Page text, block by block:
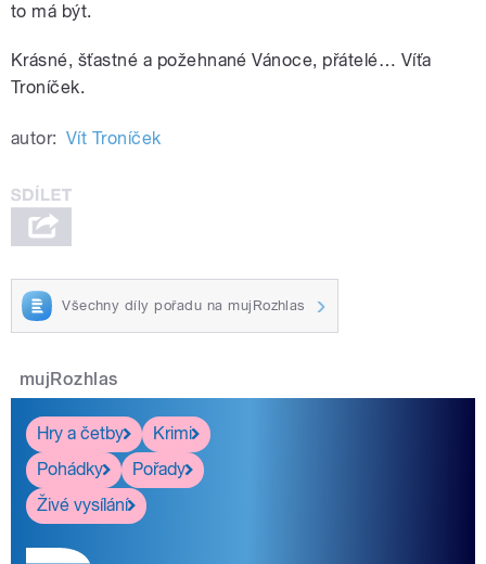
to má být.
Krásné, šťastné a požehnané Vánoce, přátelé… Víťa
Troníček.
autor: Vít Troníček
Všechny díly pořadu na mujRozhlas
mujRozhlas
Hry a četby
Krimi
Pohádky
Pořady
Živé vysílání